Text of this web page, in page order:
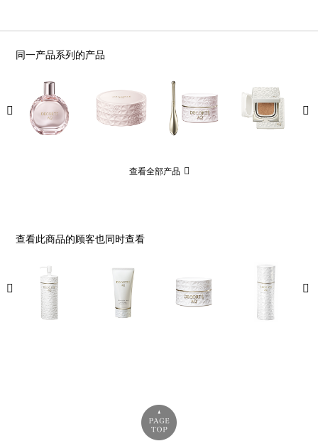
同一产品系列的产品
查看全部产品
查看此商品的顾客也同时查看